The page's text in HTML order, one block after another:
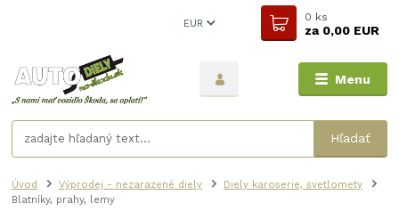
Menu
EUR
Hľadať
0 ks
za0,00 EUR
Úvod Výprodej - nezarazené diely
Diely karoserie, svetlomety
Blatníky, prahy, lemy